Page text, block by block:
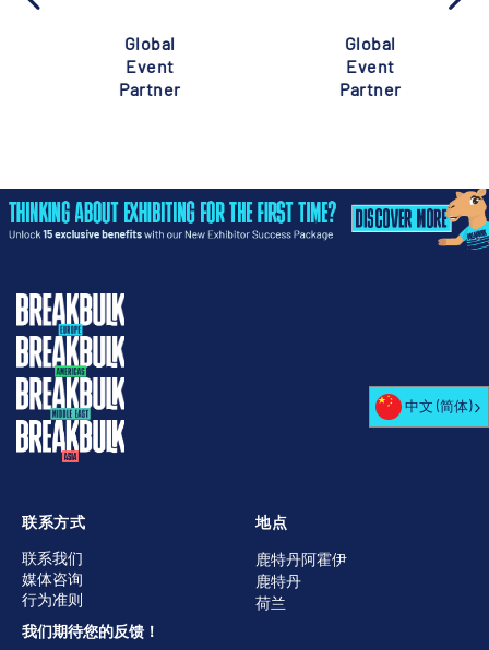
Global
Event
Partner
Global
Event
Partner
地点
鹿特丹阿霍伊
鹿特丹
荷兰
联系方式
联系我们
媒体咨询
行为准则
我们期待您的反馈！
中文 (简体)